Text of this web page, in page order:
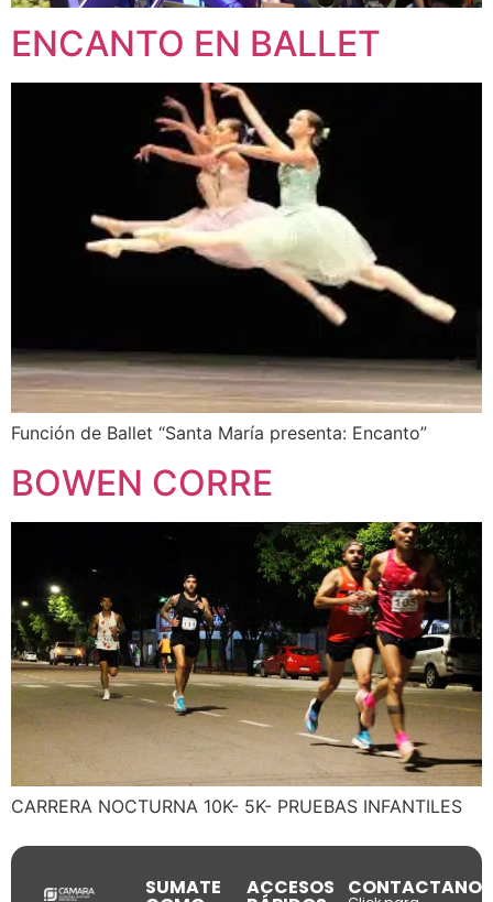
ENCANTO EN BALLET
Función de Ballet “Santa María presenta: Encanto”
BOWEN CORRE
CARRERA NOCTURNA 10K- 5K- PRUEBAS INFANTILES
SUMATE ACCESOS CONTACTANOS